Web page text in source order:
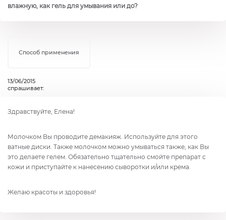
влажную, как гель для умывания или до?
Способ применения
13/06/2015
спрашивает:
Здравствуйте, Елена!
Молочком Вы проводите демакияж. Используйте для этого
ватные диски. Также молочком можно умываться также, как Вы
это делаете гелем. Обязательно тщательно смойте препарат с
кожи и приступайте к нанесению сыворотки и/или крема.
Желаю красоты и здоровья!